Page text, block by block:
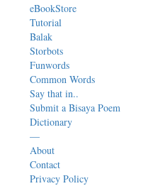
eBookStore
Tutorial
Balak
Storbots
Funwords
Common Words
Say that in..
Submit a Bisaya Poem
Dictionary
—
About
Contact
Privacy Policy